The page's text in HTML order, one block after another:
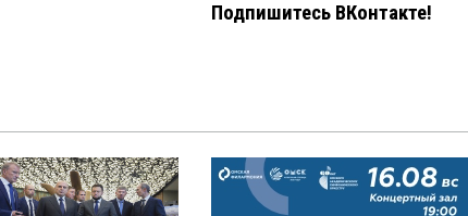
Подпишитесь ВКонтакте!